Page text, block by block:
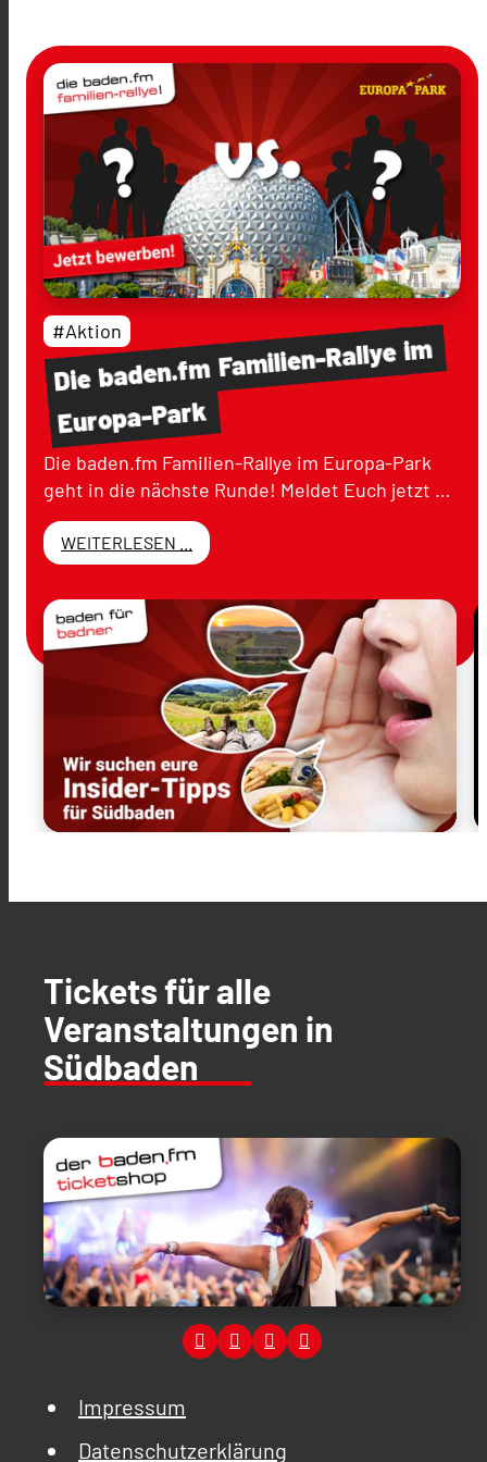
Diebaden.fmFamilien-Rallyeim
Europa-Park
#Aktion
Die baden.fm Familien-Rallye im Europa-Park
geht in die nächste Runde! Meldet Euch jetzt …
WEITERLESEN ...
Tickets für alle
Veranstaltungen in
Südbaden
Impressum
Datenschutzerklärung